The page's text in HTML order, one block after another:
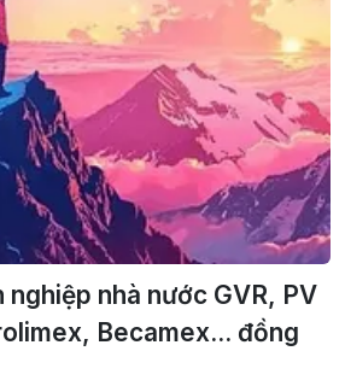
nghiệp nhà nước GVR, PV
Becamex... đồng